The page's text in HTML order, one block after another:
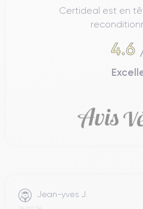
Certideal est en
4.6
Jean-yves J.